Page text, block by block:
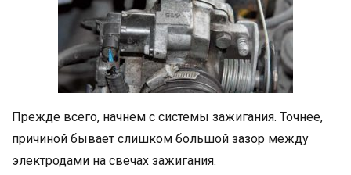
Прежде всего, начнем с системы зажигания. Точнее,
причиной бывает слишком большой зазор между
электродами на свечах зажигания.